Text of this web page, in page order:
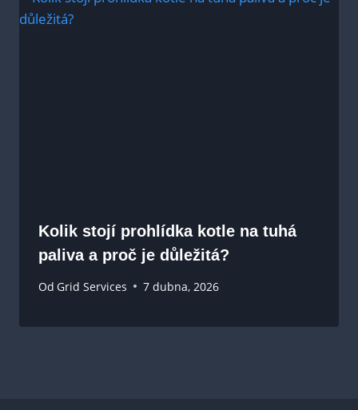
Kolik stojí prohlídka kotle na tuhá
paliva a proč je důležitá?
Od Grid Services 7 dubna, 2026